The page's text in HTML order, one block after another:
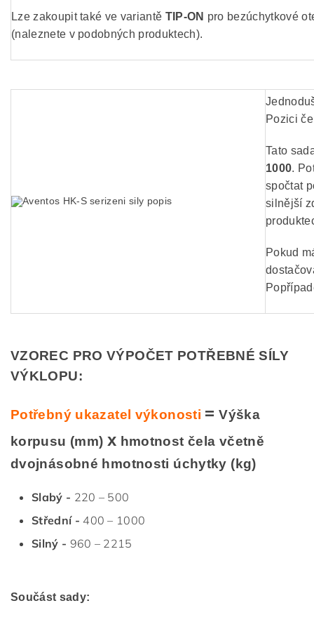
Lze zakoupit také ve variantě TIP-ON pro bezúchytkové
(naleznete v podobných produktech).
Pozici
Tato
1000.
spočtat
silnější
Pokud
VZOREC PRO VÝPOČET POTŘEBNÉ SÍLY
VÝKLOPU:
Potřebný ukazatel výkonosti = Výška
korpusu (mm) x hmotnost čela včetně
dvojnásobné hmotnosti úchytky (kg)
Slabý - 220 – 500
Střední - 400 – 1000
Silný - 960 – 2215
Součást sady: